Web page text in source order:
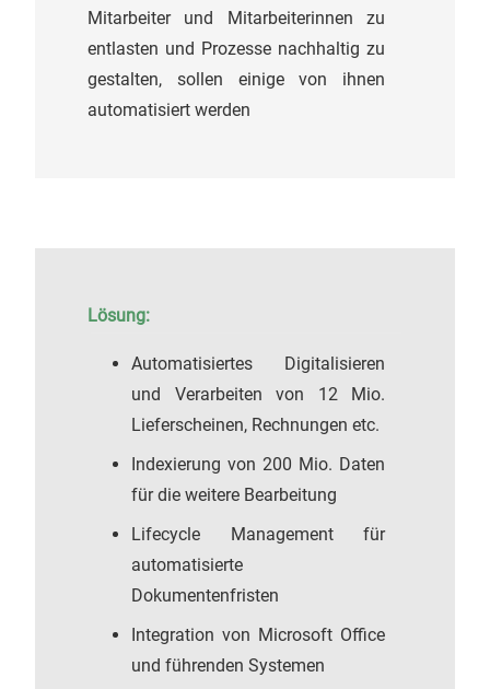
Mitarbeiter und Mitarbeiterinnen zu
entlasten und Prozesse nachhaltig zu
gestalten, sollen einige von ihnen
automatisiert werden
Lösung:
Automatisiertes Digitalisieren
und Verarbeiten von 12 Mio.
Lieferscheinen, Rechnungen etc.
Indexierung von 200 Mio. Daten
für die weitere Bearbeitung
Lifecycle Management für
automatisierte
Dokumentenfristen
Integration von Microsoft Office
und führenden Systemen